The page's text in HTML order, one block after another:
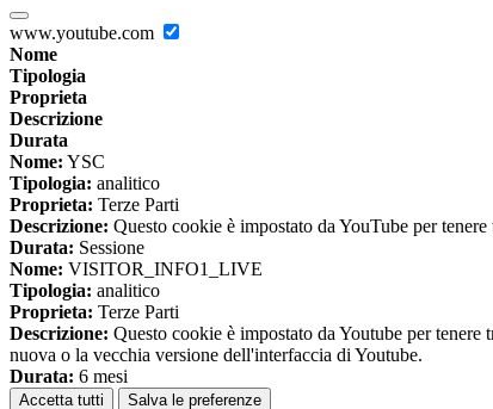
www.youtube.com
Nome
Tipologia
Proprieta
Descrizione
Durata
Nome: YSC
Tipologia: analitico
Proprieta: Terze Parti
Descrizione: Questo cookie è impostato da YouTube per
Durata: Sessione
Nome: VISITOR_INFO1_LIVE
Tipologia: analitico
Proprieta: Terze Parti
Descrizione: Questo cookie è impostato da Youtube per
nuova o la vecchia versione dell'interfaccia di Youtube.
Durata: 6 mesi
Accetta tutti Salva le preferenze